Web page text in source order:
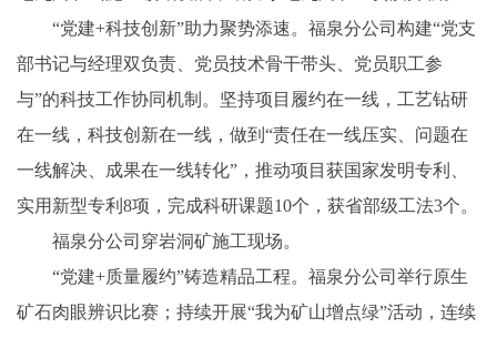
“党建+科技创新”助力聚势添速。福泉分公司构建“党支
部书记与经理双负责、党员技术骨干带头、党员职工参
与”的科技工作协同机制。坚持项目履约在一线，工艺钻研
在一线，科技创新在一线，做到“责任在一线压实、问题在
一线解决、成果在一线转化”，推动项目获国家发明专利、
实用新型专利8项，完成科研课题10个，获省部级工法3个。
福泉分公司穿岩洞矿施工现场。
“党建+质量履约”铸造精品工程。福泉分公司举行原生
矿石肉眼辨识比赛；持续开展“我为矿山增点绿”活动，连续